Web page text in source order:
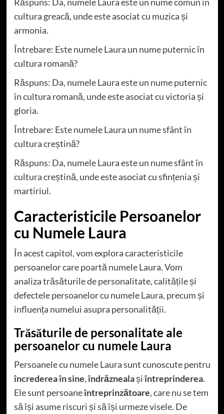
cultura greacă, unde este asociat cu muzica și
armonia.
Întrebare: Este numele Laura un nume puternic în
cultura romană?
Răspuns: Da, numele Laura este un nume puternic
în cultura romană, unde este asociat cu victoria și
gloria.
Întrebare: Este numele Laura un nume sfânt în
cultura creștină?
Răspuns: Da, numele Laura este un nume sfânt în
cultura creștină, unde este asociat cu sfințenia și
martiriul.
Caracteristicile Persoanelor
cu Numele Laura
În acest capitol, vom explora caracteristicile
persoanelor care poartă numele Laura. Vom
analiza trăsăturile de personalitate, calitățile și
defectele persoanelor cu numele Laura, precum și
influența numelui asupra personalității.
Trăsăturile de personalitate ale
persoanelor cu numele Laura
Persoanele cu numele Laura sunt cunoscute pentru
încrederea în sine,îndrăznealașiîntreprinderea.
Ele sunt persoaneîntreprinzătoare, care nu se tem
să își asume riscuri și să își urmeze visele. De